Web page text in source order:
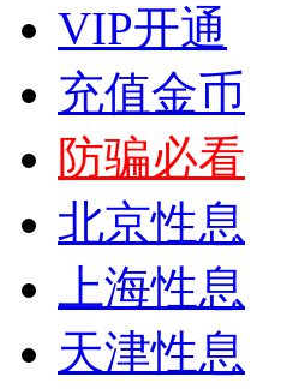
VIP开通
充值金币
防骗必看
北京性息
上海性息
天津性息